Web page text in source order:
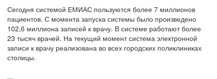
Сегодня системой ЕМИАС пользуются более 7 миллионов
пациентов. С момента запуска системы было произведено
102,6 миллиона записей к врачу. В системе работают более
23 тысяч врачей. На текущий момент система электронной
записи к врачу реализована во всех городских поликлиниках
столицы.